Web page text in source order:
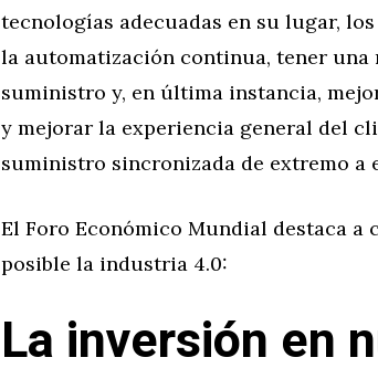
tecnologías adecuadas en su lugar,
la automatización continua, tener una
suministro y, en última instancia,
y mejorar la experiencia general del
suministro sincronizada de extremo a
El Foro Económico Mundial destaca
posible la industria 4.0:
La inversión en